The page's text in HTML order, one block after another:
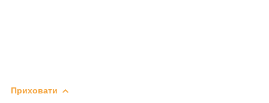
Приховати